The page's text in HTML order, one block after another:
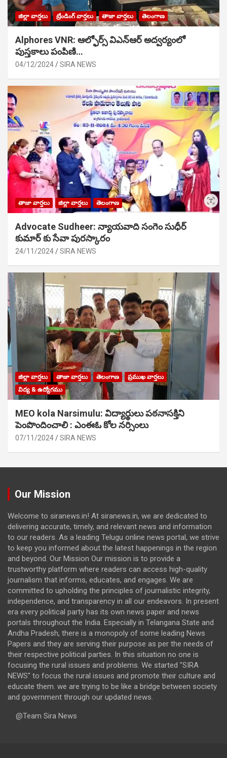
జిల్లా వార్తలు ట్రేండింగ్ వార్తలు తాజా వార్తలు తెలంగాణ
Alphores VNR: ఆల్ఫోర్స్ విఎన్ఆర్ అద్వర్యంలో
పుస్తకాలు పంపిణి…
04/12/2024 SIRA NEWS
తాజా వార్తలు జిల్లా వార్తలు తెలంగాణ
Advocate Sudheer: న్యాయవాది సంగెం సుధీర్
కుమార్ కు సేవా పురస్కారం
24/11/2024 SIRA NEWS
జిల్లా వార్తలు తాజా వార్తలు తెలంగాణ
ప్రముఖ వార్తలు
విద్య & ఉద్యోగము
MEO kola Narsimulu: విద్యార్థులు పఠ‌నాసక్తిని
పెంపొందించాలి : ఎంఈఓ కోల నర్సింలు
07/11/2024 SIRA NEWS
Our Mission
Welcome to siranews.in! At siranews.in, we are dedicated to
delivering accurate, timely, and relevant news and information
to our readers. As a leading Telugu online news portal, we strive
to keep you informed about the latest happenings in the region
and beyond. Our Mission Our mission is to provide a
trustworthy platform where readers can access high-quality
journalism that informs, educates, and engages. We are
committed to upholding the principles of journalistic integrity,
independence, and transparency in all our endeavors. In present
era every political party has its own news paper and news
portals throughout the India. Especially in Telangana State and
Andha Pradesh, there is a monopoly of some leading News
Papers and they are serving their purpose as per the needs of
their respective political parties. In this situation no one is
focusing the rural issues and problems. We started "SIRA
NEWS" to focus the rural issues and promote their culture and
educate them. we are trying to be like a bridge between society
and government through our updated news.
@Team Sira News